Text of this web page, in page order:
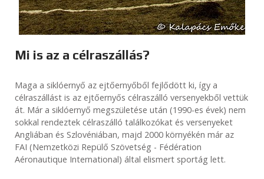
Mi is az a célraszállás?
Maga a siklóernyő az ejtőernyőből fejlődött ki, így a
célraszállást is az ejtőernyős célraszálló versenyekből vettük
át. Már a siklóernyő megszületése után (1990-es évek) nem
sokkal rendeztek célraszálló találkozókat és versenyeket
Angliában és Szlovéniában, majd 2000 környékén már az
FAI (Nemzetközi Repülő Szövetség - Fédération
Aéronautique International) által elismert sportág lett.